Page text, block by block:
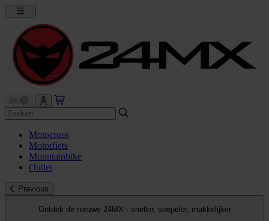
Motocross
Motorfiets
Mountainbike
Outlet
Previous
Ontdek de nieuwe 24MX - sneller, soepeler, makkelijker